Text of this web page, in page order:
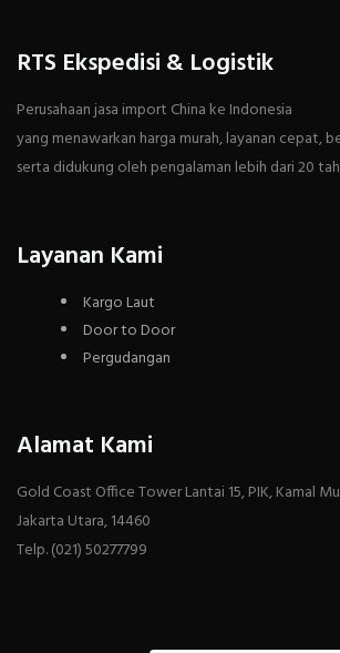
RTS Ekspedisi & Logistik
Perusahaan jasa import China ke Indonesia
yang menawarkan harga murah, layanan cepat,
serta didukung oleh pengalaman lebih dari 20
Layanan Kami
Kargo Laut
Door to Door
Pergudangan
Alamat Kami
Gold Coast Office Tower Lantai 15, PIK, Kamal
Jakarta Utara, 14460
Telp. (021) 50277799